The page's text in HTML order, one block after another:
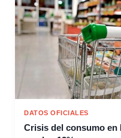
DATOS OFICIALES
Crisis del consumo en